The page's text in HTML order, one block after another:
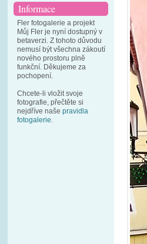
Informace
Fler fotogalerie a projekt
Můj Fler je nyní dostupný v
betaverzi. Z tohoto důvodu
nemusí být všechna zákoutí
nového prostoru plně
funkční. Děkujeme za
pochopení.
Chcete-li vložit svoje
fotografie, přečtěte si
nejdříve naše pravidla
fotogalerie.